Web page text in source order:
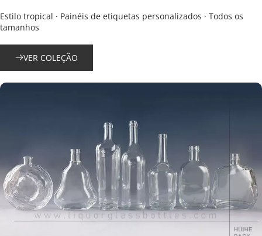
Estilo tropical · Painéis de etiquetas personalizados · Todos os
tamanhos
VER COLEÇÃO